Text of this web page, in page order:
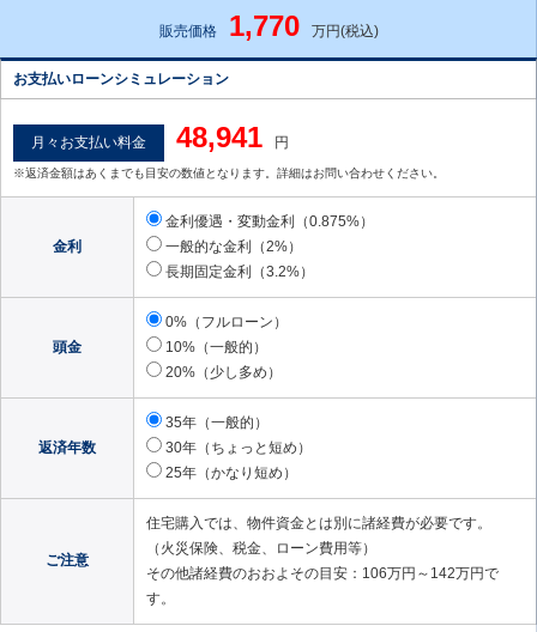
販売価格 1,770 万円(税込)
お支払いローンシミュレーション
月々お支払い料金 48,941 円
※返済金額はあくまでも目安の数値となります。詳細はお問い合わせください。
金利
金利優遇・変動金利（0.875%）
一般的な金利（2%）
長期固定金利（3.2%）
頭金
0%（フルローン）
10%（一般的）
20%（少し多め）
返済年数
35年（一般的）
30年（ちょっと短め）
25年（かなり短め）
ご注意
住宅購入では、物件資金とは別に諸経費が必要です。
（火災保険、税金、ローン費用等）
その他諸経費のおおよその目安：106万円～142万円で
す。